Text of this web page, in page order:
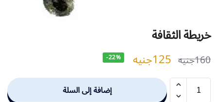
خريطة الثقافة
160جنيه 125جنيه -22%
إضافة إلى السلة